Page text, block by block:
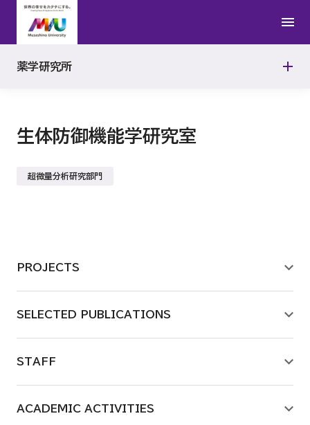
生体防御機能学研究室
超微量分析研究部門
PROJECTS
SELECTED PUBLICATIONS
STAFF
ACADEMIC ACTIVITIES
薬学研究所
研究室
物理化学研究室
レギュラトリーサイエンス研究室
分子細胞生物学研究室
生体防御機能学研究室
研究活動報告